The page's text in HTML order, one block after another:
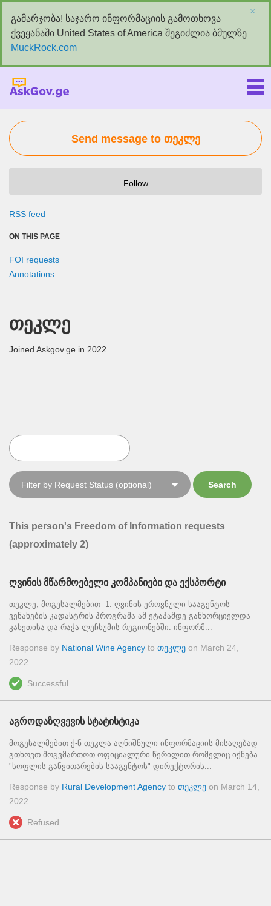
გამარჯობა! საჯარო ინფორმაციის გამოთხოვა
ქვეყანაში United States of America შეგიძლია ბმულზე
MuckRock.com
×
Send message to თეკლე
Follow
RSS feed
ON THIS PAGE
FOI requests
Annotations
თეკლე
Joined Askgov.ge in 2022
This person's Freedom of Information requests
(approximately 2)
ღვინის მწარმოებელი კომპანიები და ექსპორტი
თეკლე, მოგესალმებით 1. ღვინის ეროვნული სააგენტოს
ვენახების კადასტრის პროგრამა ამ ეტაპამდე განხორციელდა
კახეთისა და რაჭა-ლეჩხუმის რეგიონებში. ინფორმ...
Response by National Wine Agency to თეკლე on March 24,
2022
Successful.
აგროდაზღვევის სტატისტიკა
მოგესალმებით ქ-ნ თეკლა აღნიშნული ინფორმაციის მისაღებად
გთხოვთ მოგვმართოთ ოფიციალური წერილით რომელიც იქნება
"სოფლის განვითარების სააგენტოს" დირექტორის...
Response by Rural Development Agency to თეკლე on March 14,
2022
Refused.